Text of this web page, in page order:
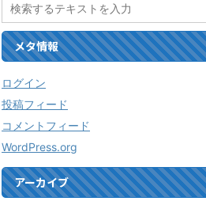
メタ情報
ログイン
投稿フィード
コメントフィード
WordPress.org
アーカイブ